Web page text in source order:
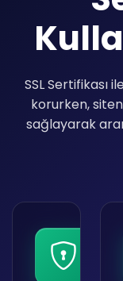
SSL Sertifikası
korurken,
sağlayarak